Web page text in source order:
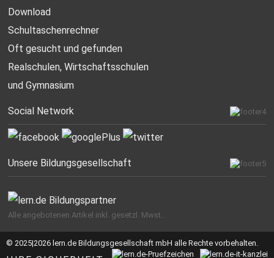
Download
Schultaschenrechner
Oft gesucht und gefunden
Realschulen,Wirtschaftsschulen
und Gymnasium
Social Network
Unsere Bildungsgesellschaft
Alle angebotenen Artikel inkl. gesetzl. Mwst..
© 2025|2026 lern.de Bildungsgesellschaft mbH alle Rechte vorbehalten.